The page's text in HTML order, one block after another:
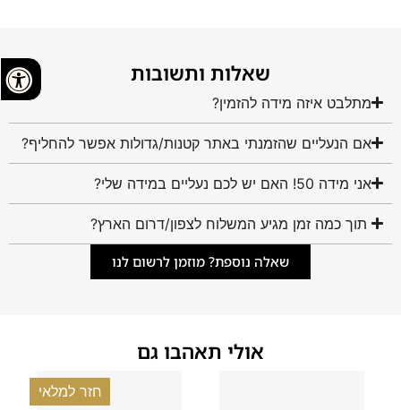
שאלות ותשובות
מתלבט איזה מידה להזמין?
אם הנעליים שהזמנתי באתר קטנות/גדולות אפשר להחליף?
אני מידה 50! האם יש לכם נעליים במידה שלי?
תוך כמה זמן מגיע המשלוח לצפון/דרום הארץ?
שאלה נוספת? מוזמן לרשום לנו
אולי תאהבו גם
חזר למלאי